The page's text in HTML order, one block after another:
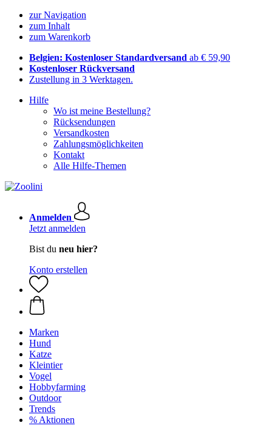
zur Navigation
zum Inhalt
zum Warenkorb
Belgien: Kostenloser Standardversand ab € 59,90
Kostenloser Rückversand
Zustellung in 3 Werktagen.
Hilfe
Wo ist meine Bestellung?
Rücksendungen
Versandkosten
Zahlungsmöglichkeiten
Kontakt
Alle Hilfe-Themen
Anmelden
Jetzt anmelden
Bist du neu hier?
Konto erstellen
Marken
Hund
Katze
Kleintier
Vogel
Hobbyfarming
Outdoor
Trends
% Aktionen